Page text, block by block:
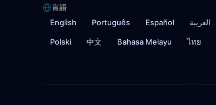
言語
English Português Español العربية
Polski 中文 Bahasa Melayu ไทย